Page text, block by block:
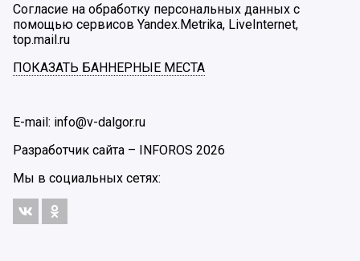
Согласие на обработку персональных данных с
помощью сервисов Yandex.Metrika, LiveInternet,
top.mail.ru
ПОКАЗАТЬ БАННЕРНЫЕ МЕСТА
E-mail: info@v-dalgor.ru
Разработчик сайта – INFOROS 2026
Мы в социальных сетях: